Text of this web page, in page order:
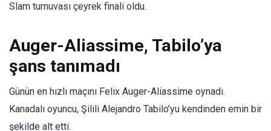
Slam turnuvası çeyrek finali oldu.
Auger-Aliassime, Tabilo’ya
şans tanımadı
Günün en hızlı maçını Felix Auger-Aliassime oynadı.
Kanadalı oyuncu, Şilili Alejandro Tabilo’yu kendinden emin bir
şekilde alt etti.